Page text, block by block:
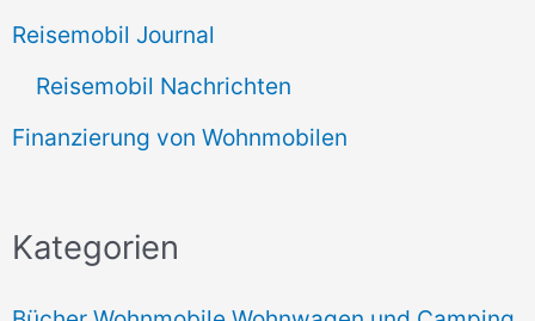
Reisemobil Journal
Reisemobil Nachrichten
Finanzierung von Wohnmobilen
Kategorien